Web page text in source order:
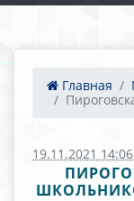
Главная
19.11.2021 14:06